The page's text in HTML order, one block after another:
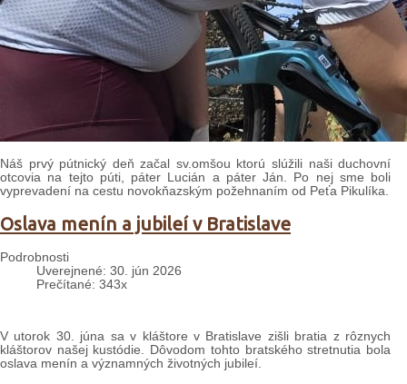
Náš prvý pútnický deň začal sv.omšou ktorú slúžili naši duchovní
otcovia na tejto púti, páter Lucián a páter Ján. Po nej sme boli
vyprevadení na cestu novokňazským požehnaním od Peťa Pikulíka.
Oslava menín a jubileí v Bratislave
Podrobnosti
Uverejnené: 30. jún 2026
Prečítané: 343x
V utorok 30. júna sa v kláštore v Bratislave zišli bratia z rôznych
kláštorov našej kustódie. Dôvodom tohto bratského stretnutia bola
oslava menín a významných životných jubileí.